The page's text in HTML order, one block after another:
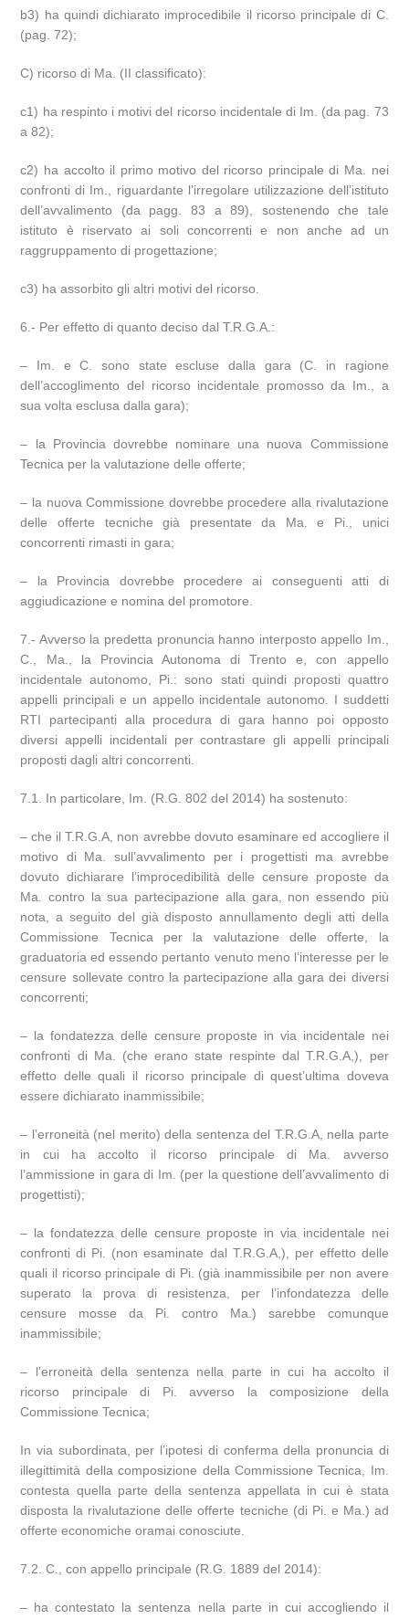
b3) ha quindi dichiarato improcedibile il ricorso principale di C.
(pag. 72);
C) ricorso di Ma. (II classificato):
c1) ha respinto i motivi del ricorso incidentale di Im. (da pag. 73
a 82);
c2) ha accolto il primo motivo del ricorso principale di Ma. nei
confronti di Im., riguardante l’irregolare utilizzazione dell’istituto
dell’avvalimento (da pagg. 83 a 89), sostenendo che tale
istituto è riservato ai soli concorrenti e non anche ad un
raggruppamento di progettazione;
c3) ha assorbito gli altri motivi del ricorso.
6.- Per effetto di quanto deciso dal T.R.G.A.:
– Im. e C. sono state escluse dalla gara (C. in ragione
dell’accoglimento del ricorso incidentale promosso da Im., a
sua volta esclusa dalla gara);
– la Provincia dovrebbe nominare una nuova Commissione
Tecnica per la valutazione delle offerte;
– la nuova Commissione dovrebbe procedere alla rivalutazione
delle offerte tecniche già presentate da Ma. e Pi., unici
concorrenti rimasti in gara;
– la Provincia dovrebbe procedere ai conseguenti atti di
aggiudicazione e nomina del promotore.
7.- Avverso la predetta pronuncia hanno interposto appello Im.,
C., Ma., la Provincia Autonoma di Trento e, con appello
incidentale autonomo, Pi.: sono stati quindi proposti quattro
appelli principali e un appello incidentale autonomo. I suddetti
RTI partecipanti alla procedura di gara hanno poi opposto
diversi appelli incidentali per contrastare gli appelli principali
proposti dagli altri concorrenti.
7.1. In particolare, Im. (R.G. 802 del 2014) ha sostenuto:
– che il T.R.G.A, non avrebbe dovuto esaminare ed accogliere il
motivo di Ma. sull’avvalimento per i progettisti ma avrebbe
dovuto dichiarare l’improcedibilità delle censure proposte da
Ma. contro la sua partecipazione alla gara, non essendo più
nota, a seguito del già disposto annullamento degli atti della
Commissione Tecnica per la valutazione delle offerte, la
graduatoria ed essendo pertanto venuto meno l’interesse per le
censure sollevate contro la partecipazione alla gara dei diversi
concorrenti;
– la fondatezza delle censure proposte in via incidentale nei
confronti di Ma. (che erano state respinte dal T.R.G.A,), per
effetto delle quali il ricorso principale di quest’ultima doveva
essere dichiarato inammissibile;
– l’erroneità (nel merito) della sentenza del T.R.G.A, nella parte
in cui ha accolto il ricorso principale di Ma. avverso
l’ammissione in gara di Im. (per la questione dell’avvalimento di
progettisti);
– la fondatezza delle censure proposte in via incidentale nei
confronti di Pi. (non esaminate dal T.R.G.A,), per effetto delle
quali il ricorso principale di Pi. (già inammissibile per non avere
superato la prova di resistenza, per l’infondatezza delle
censure mosse da Pi. contro Ma.) sarebbe comunque
inammissibile;
– l’erroneità della sentenza nella parte in cui ha accolto il
ricorso principale di Pi. avverso la composizione della
Commissione Tecnica;
In via subordinata, per l’ipotesi di conferma della pronuncia di
illegittimità della composizione della Commissione Tecnica, Im.
contesta quella parte della sentenza appellata in cui è stata
disposta la rivalutazione delle offerte tecniche (di Pi. e Ma.) ad
offerte economiche oramai conosciute.
7.2. C., con appello principale (R.G. 1889 del 2014):
– ha contestato la sentenza nella parte in cui accogliendo il